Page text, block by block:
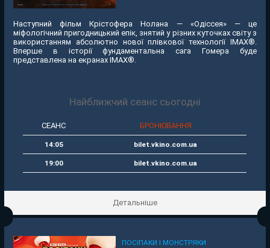
Наступний фільм Крістофера Нолана — «Одіссея» — це
міфологічний пригодницький епік, знятий у різних куточках світу з
використанням абсолютно нової плівкової технології IMAX®.
Вперше в історії фундаментальна сага Гомера буде
представлена на екранах IMAX®.
Найближчий сеанс сьогодні
СЕАНС БРОНЮВАННЯ
14:05 bilet.vkino.com.ua
19:00 bilet.vkino.com.ua
Детальніше
ПОСІПАКИ І МОНСТРЯКИ